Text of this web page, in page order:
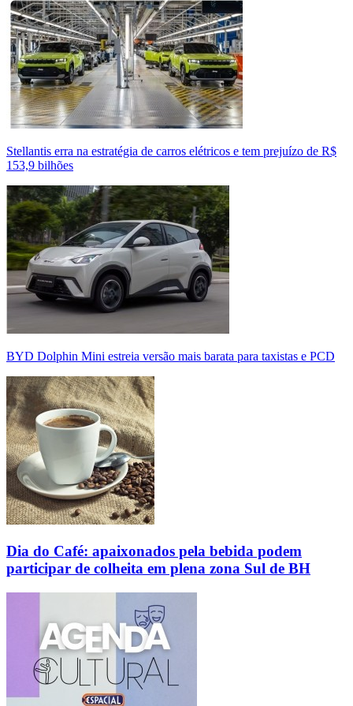
Stellantis erra na estratégia de carros elétricos e tem prejuízo de R$
153,9 bilhões
BYD Dolphin Mini estreia versão mais barata para taxistas e PCD
Dia do Café: apaixonados pela bebida podem
participar de colheita em plena zona Sul de BH